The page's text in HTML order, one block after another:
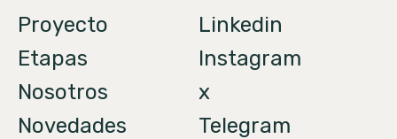
Proyecto
Etapas
Nosotros
Novedades
Linkedin
Instagram
x
Telegram